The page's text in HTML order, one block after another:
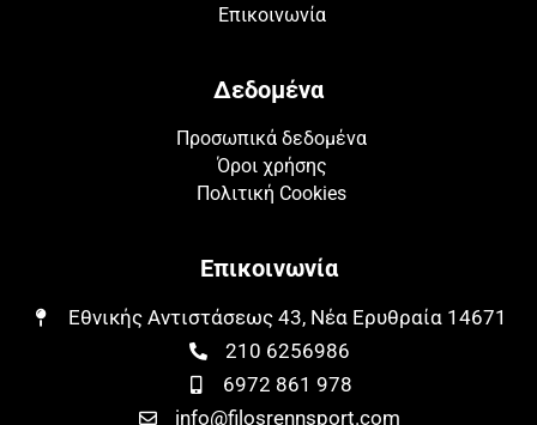
Επικοινωνία
Δεδομένα
Προσωπικά δεδομένα
Όροι χρήσης
Πολιτική Cookies
Επικοινωνία
Εθνικής Αντιστάσεως 43, Νέα Ερυθραία 14671​​
210 6256986
6972 861 978
info@filosrennsport.com